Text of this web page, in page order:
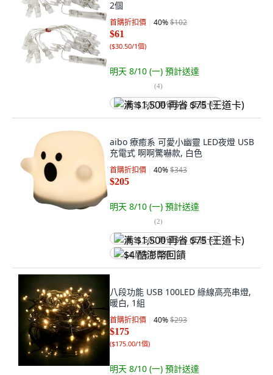
2個
首購折扣價 40%$102
$61
($30.50/1個)
明天 8/10 (一) 預計送達
(4)
满 $1,500 再省 $75 (王道卡)
aibo 療癒系 可愛小幽靈 LED夜燈 USB
充電式 啊啊驚嚇款, 白色
首購折扣價 40%$343
$205
明天 8/10 (一) 預計送達
(2)
满 $1,500 再省 $75 (王道卡)
$4 酷澎幣回饋
八段功能 USB 100LED 綠線高亮串燈,
暖白, 1組
首購折扣價 40%$293
$175
($175.00/1個)
明天 8/10 (一) 預計送達